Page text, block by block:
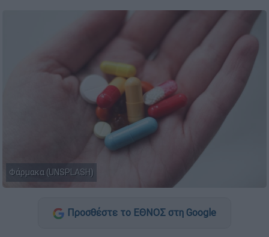
Φάρμακα (UNSPLASH)
Προσθέστε το ΕΘΝΟΣ στη Google